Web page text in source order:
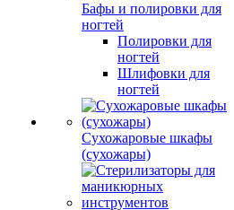
Бафы и полировки для
ногтей
Полировки для
ногтей
Шлифовки для
ногтей
Сухожаровые шкафы
(сухожары)